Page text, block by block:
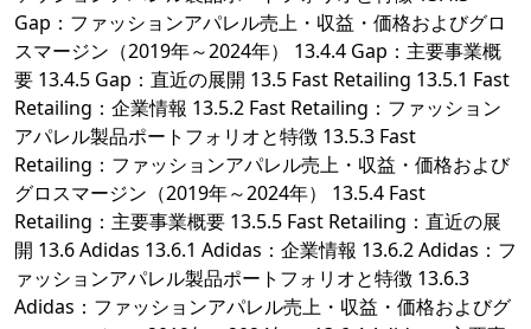
Gap：ファッションアパレル売上・収益・価格およびグロ
スマージン（2019年～2024年） 13.4.4 Gap：主要事業概
要 13.4.5 Gap：直近の展開 13.5 Fast Retailing 13.5.1 Fast
Retailing：企業情報 13.5.2 Fast Retailing：ファッション
アパレル製品ポートフォリオと特徴 13.5.3 Fast
Retailing：ファッションアパレル売上・収益・価格および
グロスマージン（2019年～2024年） 13.5.4 Fast
Retailing：主要事業概要 13.5.5 Fast Retailing：直近の展
開 13.6 Adidas 13.6.1 Adidas：企業情報 13.6.2 Adidas：フ
ァッションアパレル製品ポートフォリオと特徴 13.6.3
Adidas：ファッションアパレル売上・収益・価格およびグ